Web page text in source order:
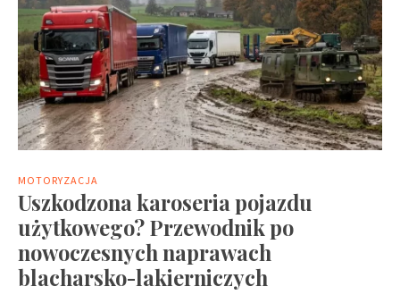
MOTORYZACJA
Uszkodzona karoseria pojazdu
użytkowego? Przewodnik po
nowoczesnych naprawach
blacharsko-lakierniczych